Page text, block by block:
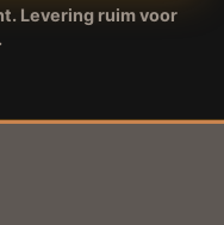
Levering ruim voor